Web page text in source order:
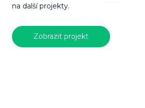
na další projekty.
Zobrazit projekt